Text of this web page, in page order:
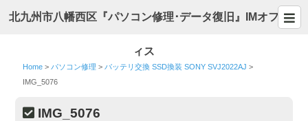
北九州市八幡西区『パソコン修理･データ復旧』IMオフ
ィス
Home > パソコン修理 > バッテリ交換 SSD換装 SONY SVJ2022AJ >
IMG_5076
IMG_5076